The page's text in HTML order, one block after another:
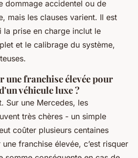
dommage accidentel ou de
mais les clauses varient. Il est
prise en charge inclut le
et le calibrage du système,
franchise élevée pour
véhicule luxe ?
Sur une Mercedes, les
très chères - un simple
coûter plusieurs centaines
franchise élevée, c’est risquer